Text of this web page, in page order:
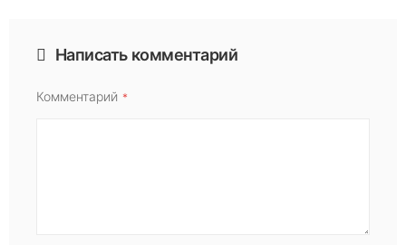
Написать комментарий
Комментарий